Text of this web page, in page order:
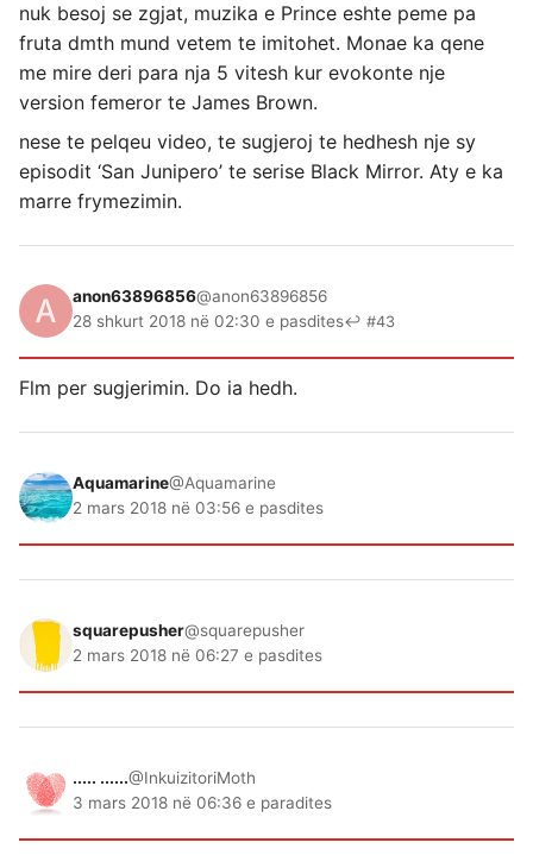
nuk besoj se zgjat, muzika e Prince eshte peme pa
fruta dmth mund vetem te imitohet. Monae ka qene
me mire deri para nja 5 vitesh kur evokonte nje
version femeror te James Brown.
nese te pelqeu video, te sugjeroj te hedhesh nje sy
episodit ‘San Junipero’ te serise Black Mirror. Aty e ka
marre frymezimin.
anon63896856@anon63896856
28 shkurt 2018 në 02:30 e pasdites↩ #43
Flm per sugjerimin. Do ia hedh.
Aquamarine@Aquamarine
2 mars 2018 në 03:56 e pasdites
squarepusher@squarepusher
2 mars 2018 në 06:27 e pasdites
..... ......@InkuizitoriMoth
3 mars 2018 në 06:36 e paradites